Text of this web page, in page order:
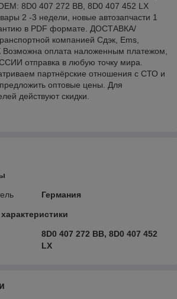
8D0 407 272 BB, 8D0 407 452 LX
2 -3 недели, новые автозапчасти 1
в PDF формате. ДОСТАВКА/
компанией Сдэк, Ems,
оплата наложенным платежом,
отправка в любую точку мира.
партнёрские отношения с СТО и
оптовые цены. Для
действуют скидки.
Германия
8D0 407 272 BB, 8D0 407 452
LX